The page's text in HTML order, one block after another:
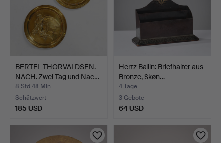
BERTEL THORVALDSEN.
NACH. Zwei Tag und Nac…
8 Std 48 Min
Schätzwert
185 USD
Hertz Ballin: Briefhalter aus
Bronze, Skøn…
4 Tage
3 Gebote
64 USD